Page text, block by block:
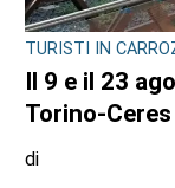
TURISTI IN
Il 9 e il 23
Torino-Ceres
di